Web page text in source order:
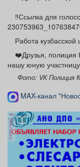
‼Ссылка для
Работа
❤️Друзья, полиция
нашу юную
Фото: VK Полиция
MAX-канал
реклама